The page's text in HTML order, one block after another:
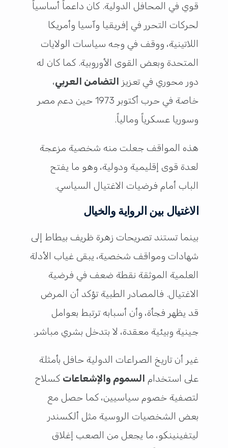
قوي في المحافل الدولية. كان داعماً أساسياً
لحركات التحرر في إفريقيا وآسيا وأمريكا
اللاتينية، ووقف في وجه سياسات الولايات
المتحدة وبعض القوى الأوروبية. كما كان له
دور محوري في تعزيز
التضامن العربي،
خاصة في حرب أكتوبر 1973 حين دعم مصر
وسوريا عسكرياً ومالياً.
هذه المواقف جعلت منه شخصية مزعجة
لعدة قوى إقليمية ودولية، وهو ما يفتح
الباب أمام فرضيات الاغتيال السياسي.
الاغتيال بين الرواية والخيال
بينما تستند تصريحات زهرة ظريف بيطاط إلى
شهادات ومواقف شخصية، يبقى غياب الأدلة
العلمية الموثقة نقطة ضعف في فرضية
الاغتيال. فالمصادر الطبية تؤكد أن المرض
قد يظهر فجأة، وأن أسبابه ترتبط بعوامل
جينية وبيئية معقدة، لا بتدخل بشري مباشر.
غير أن تاريخ الصراعات الدولية حافل بأمثلة
على استخدام السموم والإشعاعات كسلاح
لتصفية خصوم سياسيين، كما حصل مع
بعض الشخصيات الروسية مثل ألكسندر
ليتفينينكو، ما يجعل من الصعب إغلاق